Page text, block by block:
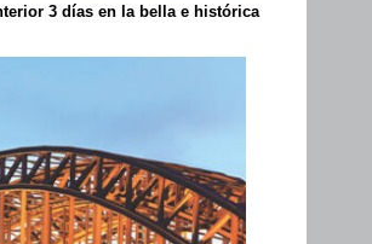
3 días en la bella e histórica